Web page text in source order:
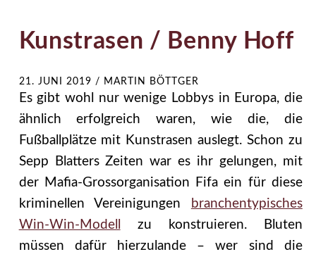
Kunstrasen / Benny Hoff
21. JUNI 2019 / MARTIN BÖTTGER
Es gibt wohl nur wenige Lobbys in Europa, die
ähnlich erfolgreich waren, wie die, die
Fußballplätze mit Kunstrasen auslegt. Schon zu
Sepp Blatters Zeiten war es ihr gelungen, mit
der Mafia-Grossorganisation Fifa ein für diese
kriminellen Vereinigungen
branchentypisches
Win-Win-Modell
zu konstruieren. Bluten
müssen dafür hierzulande – wer sind die